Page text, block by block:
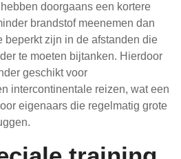
doorgaans een kortere
brandstof meenemen dan
beperkt zijn in de afstanden die
te moeten bijtanken. Hierdoor
geschikt voor
intercontinentale reizen, wat een
eigenaars die regelmatig grote